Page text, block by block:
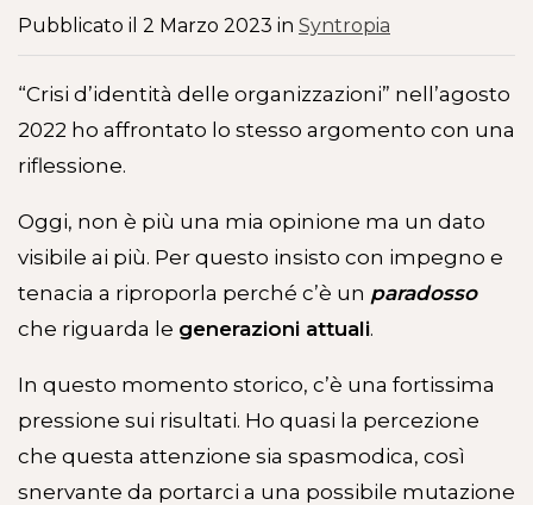
Pubblicato il 2 Marzo 2023 in Syntropia
“Crisi d’identità delle organizzazioni” nell’agosto
2022 ho affrontato lo stesso argomento con una
riflessione.
Oggi, non è più una mia opinione ma un dato
visibile ai più. Per questo insisto con impegno e
tenacia a riproporla perché c’è un paradosso
che riguarda le generazioni attuali.
In questo momento storico, c’è una fortissima
pressione sui risultati. Ho quasi la percezione
che questa attenzione sia spasmodica, così
snervante da portarci a una possibile mutazione